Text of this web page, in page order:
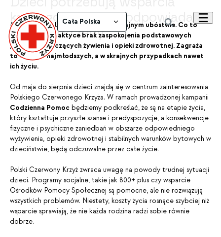
Cała Polska
każdego dnia. PCK odpowiada
na ich potrzeby
Aż 364 tys. polskich dzieci żyje w skrajnym ubóstwie. Co to
oznacza? W praktyce brak zaspokojenia podstawowych
potrzeb dotyczących żywienia i opieki zdrowotnej. Zagraża
to zdrowiu najmłodszych, a w skrajnych przypadkach nawet
ich życiu.
Od maja do sierpnia dzieci znajdą się w centrum zainteresowania
Polskiego Czerwonego Krzyża. W ramach prowadzonej kampanii
Codzienna Pomoc będziemy podkreślać, że są na etapie życia,
który kształtuje przyszłe szanse i predyspozycje, a konsekwencje
fizyczne i psychiczne zaniedbań w obszarze odpowiedniego
wyżywienia, opieki zdrowotnej i stabilnych warunków bytowych w
dzieciństwie, będą odczuwalne przez całe życie.
Polski Czerwony Krzyż zwraca uwagę na powody trudnej sytuacji
dzieci. Programy socjalne, takie jak 800+ plus czy wsparcie
Ośrodków Pomocy Społecznej są pomocne, ale nie rozwiązują
wszystkich problemów. Niestety, koszty życia rosnące szybciej niż
wsparcie sprawiają, że nie każda rodzina radzi sobie równie
dobrze.